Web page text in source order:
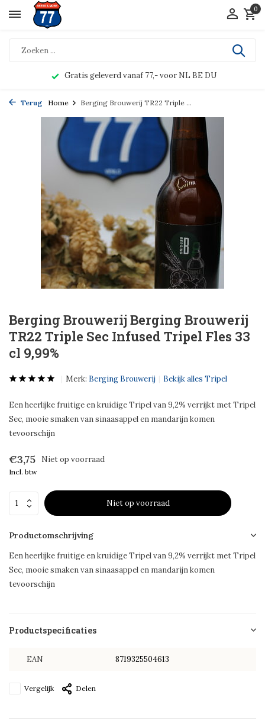
0
Gratis geleverd vanaf 77,- voor NL BE DU
Terug Home Berging Brouwerij TR22 Triple ...
Berging Brouwerij Berging Brouwerij
TR22 Triple Sec Infused Tripel Fles 33
cl 9,99%
Merk: Berging Brouwerij Bekijk alles Tripel
Een heerlijke fruitige en kruidige Tripel van 9,2% verrijkt met Tripel
Sec, mooie smaken van sinaasappel en mandarijn komen
tevoorschijn
€3,75 Niet op voorraad
Incl. btw
Niet op voorraad
Productomschrijving
Een heerlijke fruitige en kruidige Tripel van 9,2% verrijkt met Tripel
Sec, mooie smaken van sinaasappel en mandarijn komen
tevoorschijn
Productspecificaties
EAN 8719325504613
Vergelijk Delen